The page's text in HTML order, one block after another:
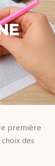
première
des